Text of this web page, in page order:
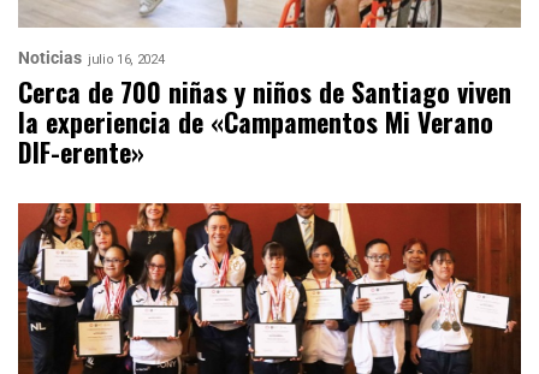
Noticias julio 16, 2024
Cerca de 700 niñas y niños de Santiago viven
la experiencia de «Campamentos Mi Verano
DIF-erente»